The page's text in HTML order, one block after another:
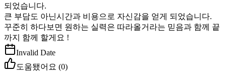
되었습니다.
큰 부담도 아닌시간과 비용으로 자신감을 얻게 되었습니다.
꾸준히 하다보면 원하는 실력은 따라올거라는 믿음과 함께 끝
까지 함께 할게요 !
Invalid Date
도움됐어요 (0)